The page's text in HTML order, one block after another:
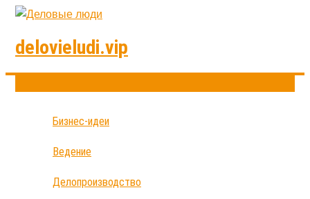
delovieludi.vip
Бизнес-идеи
Ведение
Делопроизводство